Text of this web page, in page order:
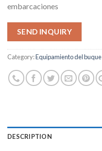
embarcaciones
SEND INQUIRY
Category:Equipamiento del buque
DESCRIPTION